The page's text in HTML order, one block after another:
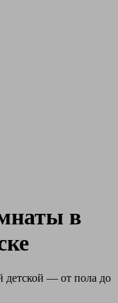
в
детской — от пола до